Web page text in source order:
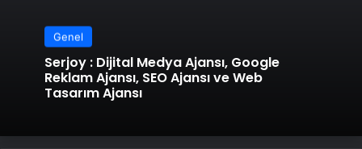
Genel
Serjoy : Dijital Medya Ajansı, Google
Reklam Ajansı, SEO Ajansı ve Web
Tasarım Ajansı